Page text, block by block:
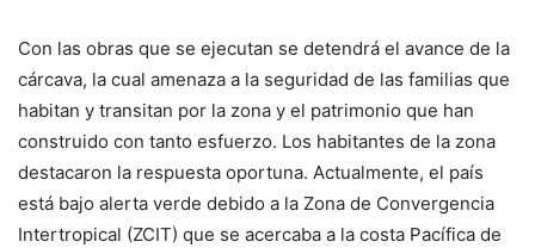
Con las obras que se ejecutan se detendrá el avance de la
cárcava, la cual amenaza a la seguridad de las familias que
habitan y transitan por la zona y el patrimonio que han
construido con tanto esfuerzo. Los habitantes de la zona
destacaron la respuesta oportuna. Actualmente, el país
está bajo alerta verde debido a la Zona de Convergencia
Intertropical (ZCIT) que se acercaba a la costa Pacífica de